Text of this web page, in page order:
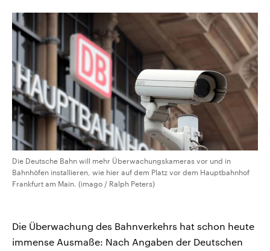
Die Deutsche Bahn will mehr Überwachungskameras vor und in
Bahnhöfen installieren, wie hier auf dem Platz vor dem Hauptbahnhof
Frankfurt am Main. (imago / Ralph Peters)
Die Überwachung des Bahnverkehrs hat schon heute
immense Ausmaße: Nach Angaben der Deutschen